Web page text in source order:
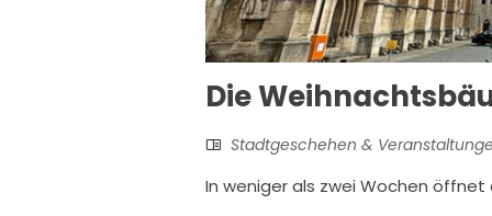
Die
Stadtgeschehen &
In weniger als zwei Wochen öffnet